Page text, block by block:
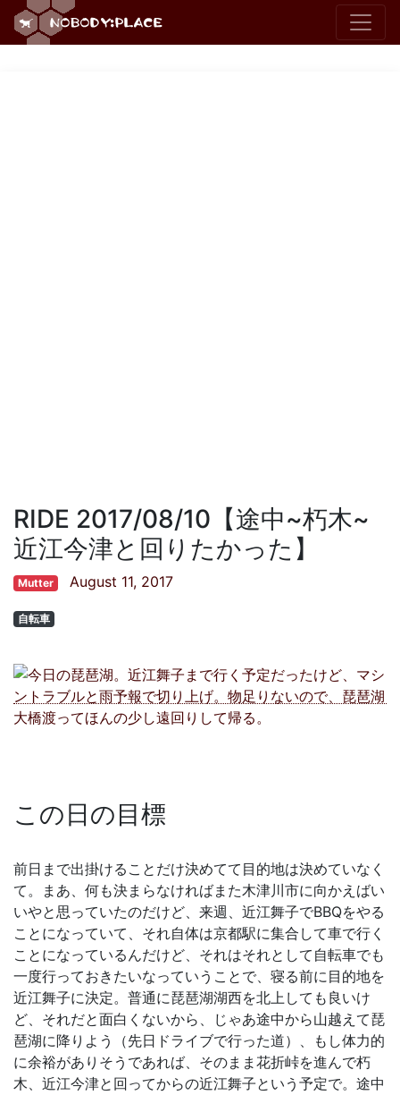
RIDE 2017/08/10【途中~朽木~
近江今津と回りたかった】
Mutter August 11, 2017
自転車
この日の目標
前日まで出掛けることだけ決めてて目的地は決めていなく
て。まあ、何も決まらなければまた木津川市に向かえばい
いやと思っていたのだけど、来週、近江舞子でBBQをやる
ことになっていて、それ自体は京都駅に集合して車で行く
ことになっているんだけど、それはそれとして自転車でも
一度行っておきたいなっていうことで、寝る前に目的地を
近江舞子に決定。普通に琵琶湖湖西を北上しても良いけ
ど、それだと面白くないから、じゃあ途中から山越えて琵
琶湖に降りよう（先日ドライブで行った道）、もし体力的
に余裕がありそうであれば、そのまま花折峠を進んで朽
木、近江今津と回ってからの近江舞子という予定で。途中